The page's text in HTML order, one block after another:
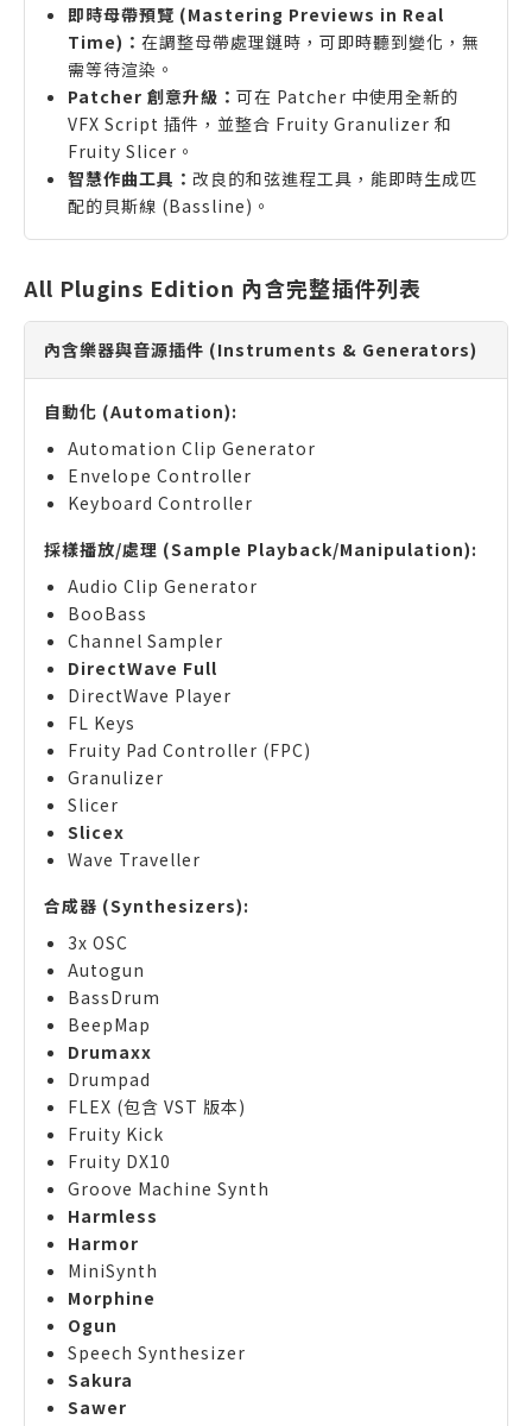
即時母帶預覽 (Mastering Previews in Real
Time)： 在調整母帶處理鏈時，可即時聽到變化，無
需等待渲染。
Patcher 創意升級： 可在 Patcher 中使用全新的
VFX Script 插件，並整合 Fruity Granulizer 和
Fruity Slicer。
智慧作曲工具： 改良的和弦進程工具，能即時生成匹
配的貝斯線 (Bassline)。
All Plugins Edition 內含完整插件列表
內含樂器與音源插件 (Instruments & Generators)
自動化 (Automation):
Automation Clip Generator
Envelope Controller
Keyboard Controller
採樣播放/處理 (Sample Playback/Manipulation):
Audio Clip Generator
BooBass
Channel Sampler
DirectWave Full
DirectWave Player
FL Keys
Fruity Pad Controller (FPC)
Granulizer
Slicer
Slicex
Wave Traveller
合成器 (Synthesizers):
3x OSC
Autogun
BassDrum
BeepMap
Drumaxx
Drumpad
FLEX (包含 VST 版本)
Fruity Kick
Fruity DX10
Groove Machine Synth
Harmless
Harmor
MiniSynth
Morphine
Ogun
Speech Synthesizer
Sakura
Sawer